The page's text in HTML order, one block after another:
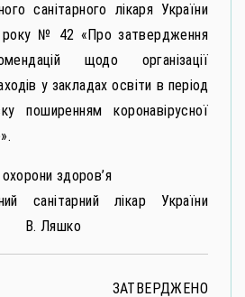
санітарного лікаря України
року № 42 «Про затвердження
щодо організації
у закладах освіти в період
поширенням коронавірусної
здоров’я
санітарний лікар України
ЗАТВЕРДЖЕНО